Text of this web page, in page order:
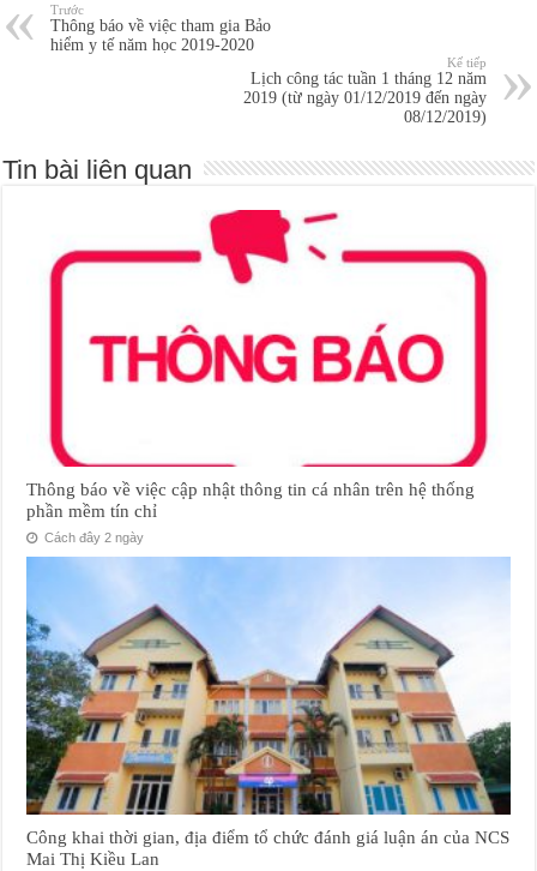
Trước
Thông báo về việc tham gia Bảo
hiểm y tế năm học 2019-2020
Kế tiếp
Lịch công tác tuần 1 tháng 12 năm
2019 (từ ngày 01/12/2019 đến ngày
08/12/2019)
Tin bài liên quan
Thông báo về việc cập nhật thông tin cá nhân trên hệ thống
phần mềm tín chỉ
Cách đây 2 ngày
Công khai thời gian, địa điểm tổ chức đánh giá luận án của NCS
Mai Thị Kiều Lan